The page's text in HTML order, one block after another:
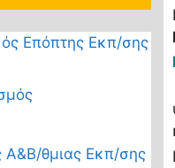
Επόπτης Εκπ/σης
Α&Β/θμιας Εκπ/σης